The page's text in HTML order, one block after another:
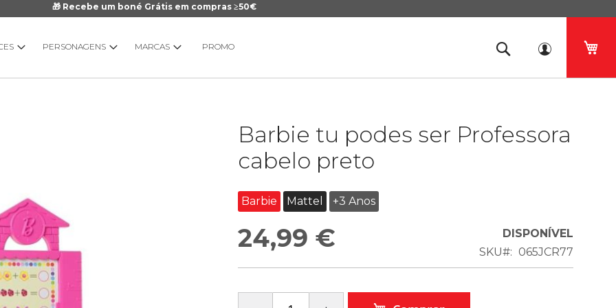
🎁 Recebe um boné Grátis em compras ≥50€
PERSONAGENS MARCAS PROMO
Barbie tu podes ser Professora
cabelo preto
Barbie Mattel +3 Anos
24,99 €
DISPONÍVEL
SKU
065JCR77
início
Galeria
imagens